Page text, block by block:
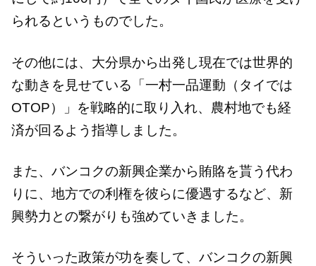
られるというものでした。
その他には、大分県から出発し現在では世界的
な動きを見せている「一村一品運動（タイでは
OTOP）」を戦略的に取り入れ、農村地でも経
済が回るよう指導しました。
また、バンコクの新興企業から賄賂を貰う代わ
りに、地方での利権を彼らに優遇するなど、新
興勢力との繋がりも強めていきました。
そういった政策が功を奏して、バンコクの新興